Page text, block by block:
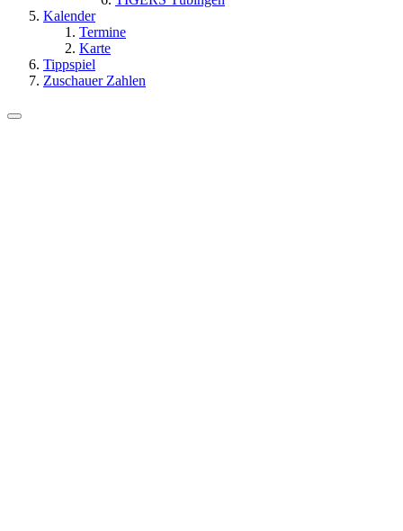
Kalender
Termine
Karte
Tippspiel
Zuschauer Zahlen